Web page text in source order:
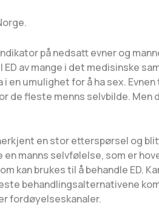
på nedsatt evner og
av mange i det medisinske
en umulighet for å ha sex.
de fleste menns selvbilde.
en stor etterspørsel og
en manns selvfølelse, som er
kan brukes til å behandle ED.
behandlingsalternativene
fordøyelseskanaler.